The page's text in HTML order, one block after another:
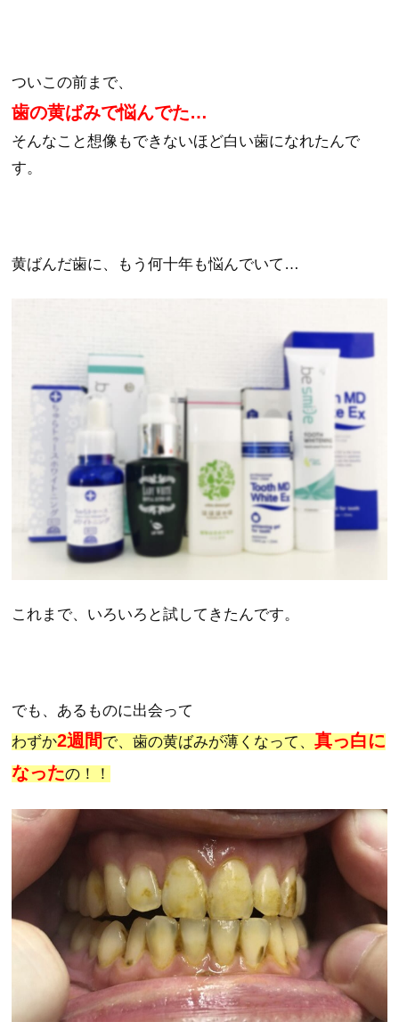
ついこの前まで、
歯の黄ばみで悩んでた…
そんなこと想像もできないほど白い歯になれたんで
す。
黄ばんだ歯に、もう何十年も悩んでいて…
これまで、いろいろと試してきたんです。
でも、あるものに出会って
わずか2週間で、歯の黄ばみが薄くなって、真っ白に
なったの！！